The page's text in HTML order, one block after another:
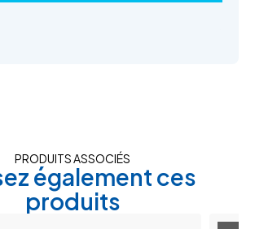
PRODUITS ASSOCIÉS
également ces
produits